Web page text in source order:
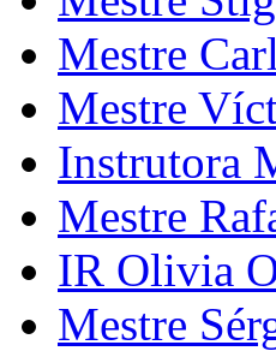
Mestre
Mestre
Instrutora
Mestre
IR Olivia
Mestre